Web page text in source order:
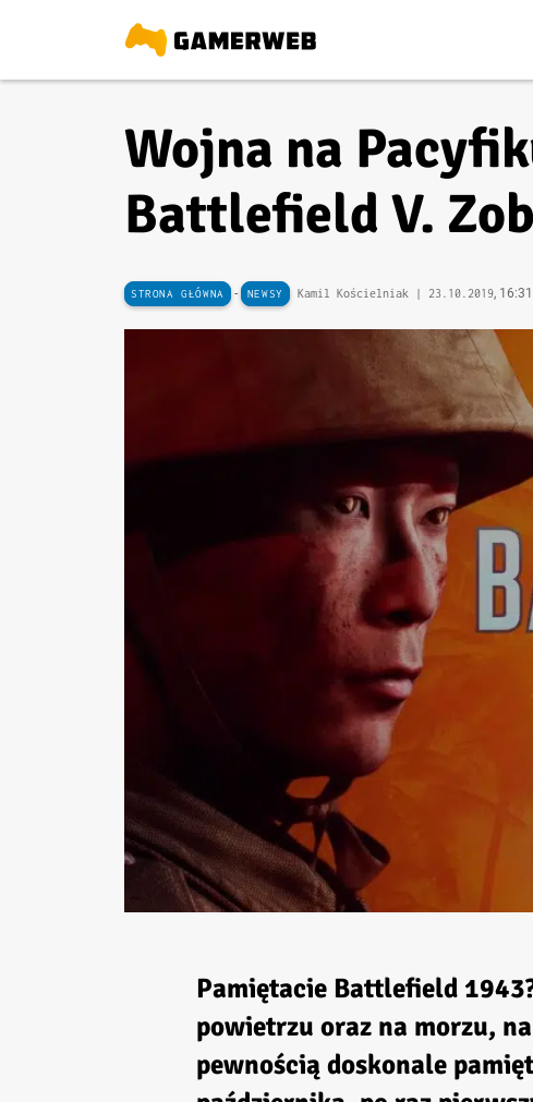
Wojna na
Battlefield V.
STRONA GŁÓWNA - NEWSY Kamil Kościelniak | 23.10.2019, 16:31
Pamiętacie Battlefield
powietrzu oraz na morzu,
pewnością doskonale